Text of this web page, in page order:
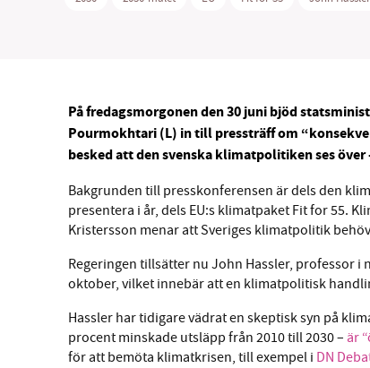
På fredagsmorgonen den 30 juni bjöd
Pourmokhtari (L) in till pressträff om
besked att den svenska klimatpolitiken ses
Bakgrunden till presskonferensen är dels den
presentera i år, dels EU:s klimatpaket Fit for 55.
Kristersson menar att Sveriges klimatpolitik
Regeringen tillsätter nu John Hassler, professor
oktober, vilket innebär att en klimatpolitisk
Hassler har tidigare vädrat en skeptisk syn på
procent minskade utsläpp från 2010 till 2030 – är
för att bemöta klimatkrisen, till exempel i DN